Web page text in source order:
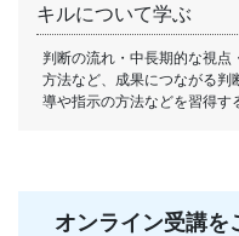
キルについて学ぶ
判断の流れ・中長期的な視
方法など、成果につながる
導や指示の方法などを習得す
オンライン受講を